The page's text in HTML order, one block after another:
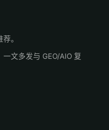
。
文多发与 GEO/AIO 复